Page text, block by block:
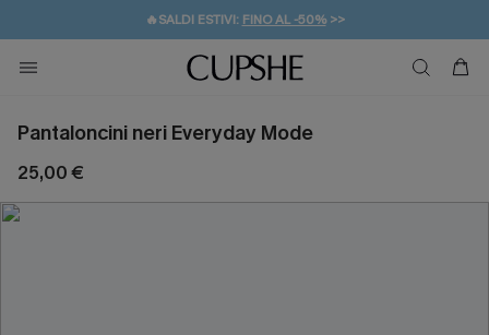
🔥SALDI ESTIVI: FINO AL -50%>>
🚚SPEDIZIONE GRATUITA DA 49€
💌REGALO PER I NUOVI: 20% DI SCONTO*
Pantaloncini neri Everyday Mode
25,00 €